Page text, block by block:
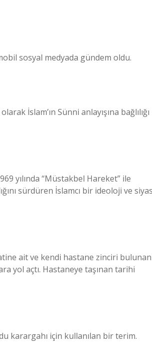
sosyal medyada gündem oldu.
İslam’ın Sünni anlayışına bağlılığı
yılında “Müstakbel Hareket” ile
sürdüren İslamcı bir ideoloji ve
ait ve kendi hastane zinciri bulunan
yol açtı. Hastaneye taşınan tarihi
karargahı için kullanılan bir terim.